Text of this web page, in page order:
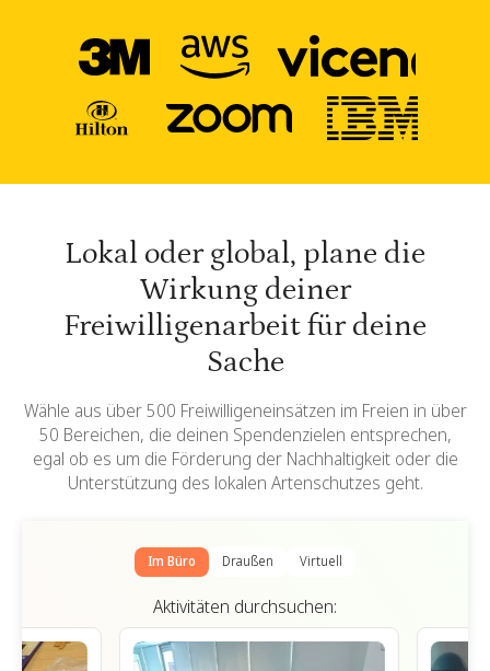
Lokal oder global, plane die
Wirkung deiner
Freiwilligenarbeit für deine
Sache
Wähle aus über 500 Freiwilligeneinsätzen im Freien in über
50 Bereichen, die deinen Spendenzielen entsprechen,
egal ob es um die Förderung der Nachhaltigkeit oder die
Unterstützung des lokalen Artenschutzes geht.
Im Büro Draußen Virtuell
Aktivitäten durchsuchen: